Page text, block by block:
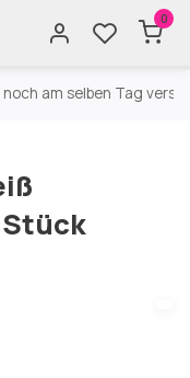
0
am selben Tag